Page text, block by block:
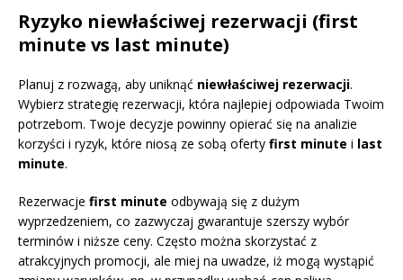
Ryzyko niewłaściwej rezerwacji (first
minute vs last minute)
Planuj z rozwagą, aby uniknąć niewłaściwej rezerwacji.
Wybierz strategię rezerwacji, która najlepiej odpowiada Twoim
potrzebom. Twoje decyzje powinny opierać się na analizie
korzyści i ryzyk, które niosą ze sobą oferty first minute i last
minute.
Rezerwacje first minute odbywają się z dużym
wyprzedzeniem, co zazwyczaj gwarantuje szerszy wybór
terminów i niższe ceny. Często można skorzystać z
atrakcyjnych promocji, ale miej na uwadze, iż mogą wystąpić